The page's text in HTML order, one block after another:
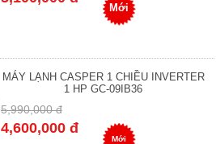
Mới
MÁY LẠNH CASPER 1 CHIỀU INVERTER
1 HP GC-09IB36
5,990,000 đ
4,600,000 đ
Mới